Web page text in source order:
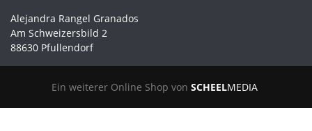
Alejandra Rangel Granados
Am Schweizersbild 2
88630 Pfullendorf
Ein weiterer Online Shop von SCHEELMEDIA